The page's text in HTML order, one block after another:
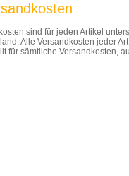
sind für jeden Artikel
Alle Versandkosten jeder
für sämtliche Versandkosten,